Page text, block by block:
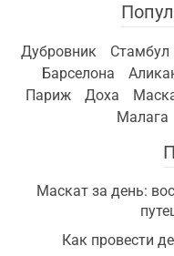
Дубровник Стамбул
Барселона
Париж
Доха
Малага
Маскат за день:
Как провести